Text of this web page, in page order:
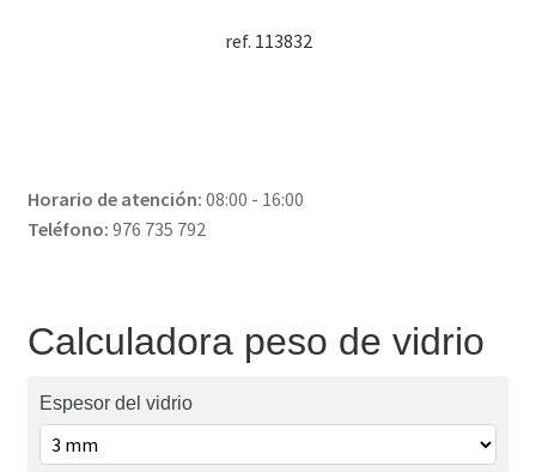
ref. 113832
Horario de atención: 08:00 - 16:00
Teléfono: 976 735 792
Calculadora peso de vidrio
Espesor del vidrio